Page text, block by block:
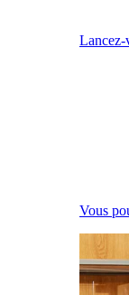
Lancez-
Vous